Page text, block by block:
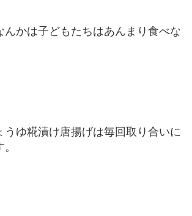
んかは子どもたちはあんまり食べな
うゆ糀漬け唐揚げは毎回取り合いに